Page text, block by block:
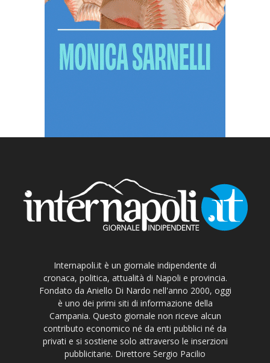
Internapoli.it è un giornale indipendente di
cronaca, politica, attualità di Napoli e provincia.
Fondato da Aniello Di Nardo nell'anno 2000, oggi
è uno dei primi siti di informazione della
Campania. Questo giornale non riceve alcun
contributo economico né da enti pubblici né da
privati e si sostiene solo attraverso le inserzioni
pubblicitarie. Direttore Sergio Pacilio